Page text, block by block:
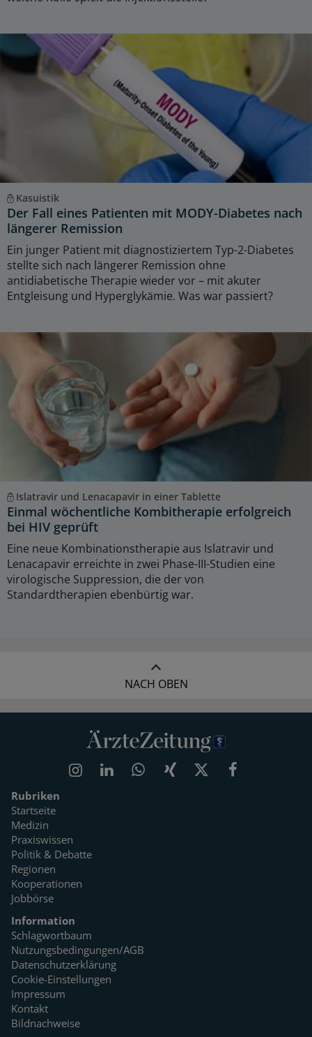
Kasuistik
Der Fall eines Patienten mit MODY-Diabetes nach
längerer Remission
Ein junger Patient mit diagnostiziertem Typ-2-Diabetes
stellte sich nach längerer Remission ohne
antidiabetische Therapie wieder vor – mit akuter
Entgleisung und Hyperglykämie. Was war passiert?
Islatravir und Lenacapavir in einer Tablette
Einmal wöchentliche Kombitherapie erfolgreich
bei HIV geprüft
Eine neue Kombinationstherapie aus Islatravir und
Lenacapavir erreichte in zwei Phase-III-Studien eine
virologische Suppression, die der von
Standardtherapien ebenbürtig war.
NACH OBEN
Rubriken
Startseite
Medizin
Praxiswissen
Politik & Debatte
Regionen
Kooperationen
Jobbörse
Information
Schlagwortbaum
Nutzungsbedingungen/AGB
Datenschutzerklärung
Cookie-Einstellungen
Impressum
Kontakt
Bildnachweise